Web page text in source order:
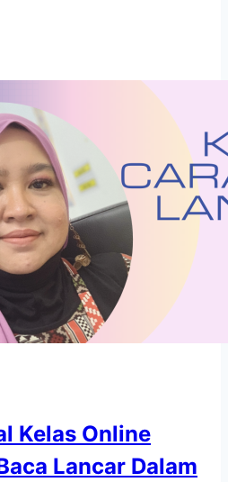
Kelas Online
Lancar Dalam